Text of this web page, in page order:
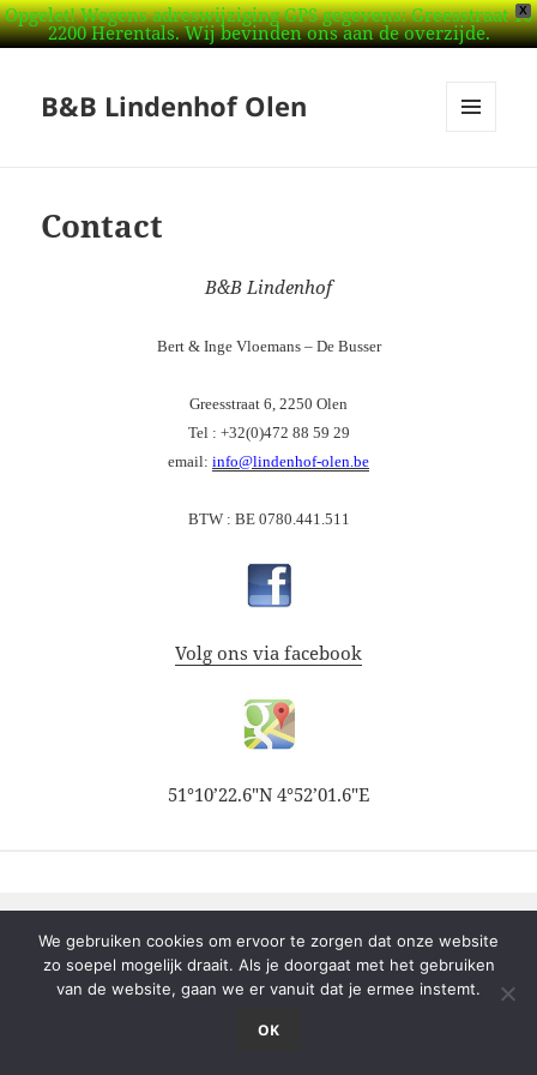
X
Opgelet! Wegens adreswijziging GPS gegevens: Greesstraat 16
2200 Herentals. Wij bevinden ons aan de overzijde.
B&B Lindenhof Olen
Contact
B&B Lindenhof
Bert & Inge Vloemans – De Busser
Greesstraat 6, 2250 Olen
Tel : +32(0)472 88 59 29
email: info@lindenhof-olen.be
BTW : BE 0780.441.511
Volg ons via facebook
51°10’22.6″N 4°52’01.6″E
We gebruiken cookies om ervoor te zorgen dat onze website
zo soepel mogelijk draait. Als je doorgaat met het gebruiken
van de website, gaan we er vanuit dat je ermee instemt.
OK